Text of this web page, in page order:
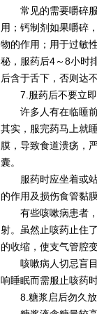
常见的需要嚼碎服
用；钙制剂如果嚼碎
物的作用；用于过敏
秘，服药后4～8小时
后含于舌下，否则达
7.服药后不要立即
许多人有在临睡前
其实，服完药马上就
膜，导致食道溃疡，
囊。
服药时应坐着或站
的作用及损伤食管黏
有些咳嗽病患者，
射。虽然止咳药止住
的收缩，使支气管腔
咳嗽病人切忌盲目
响睡眠而需服止咳药
8.糖浆启后勿久放